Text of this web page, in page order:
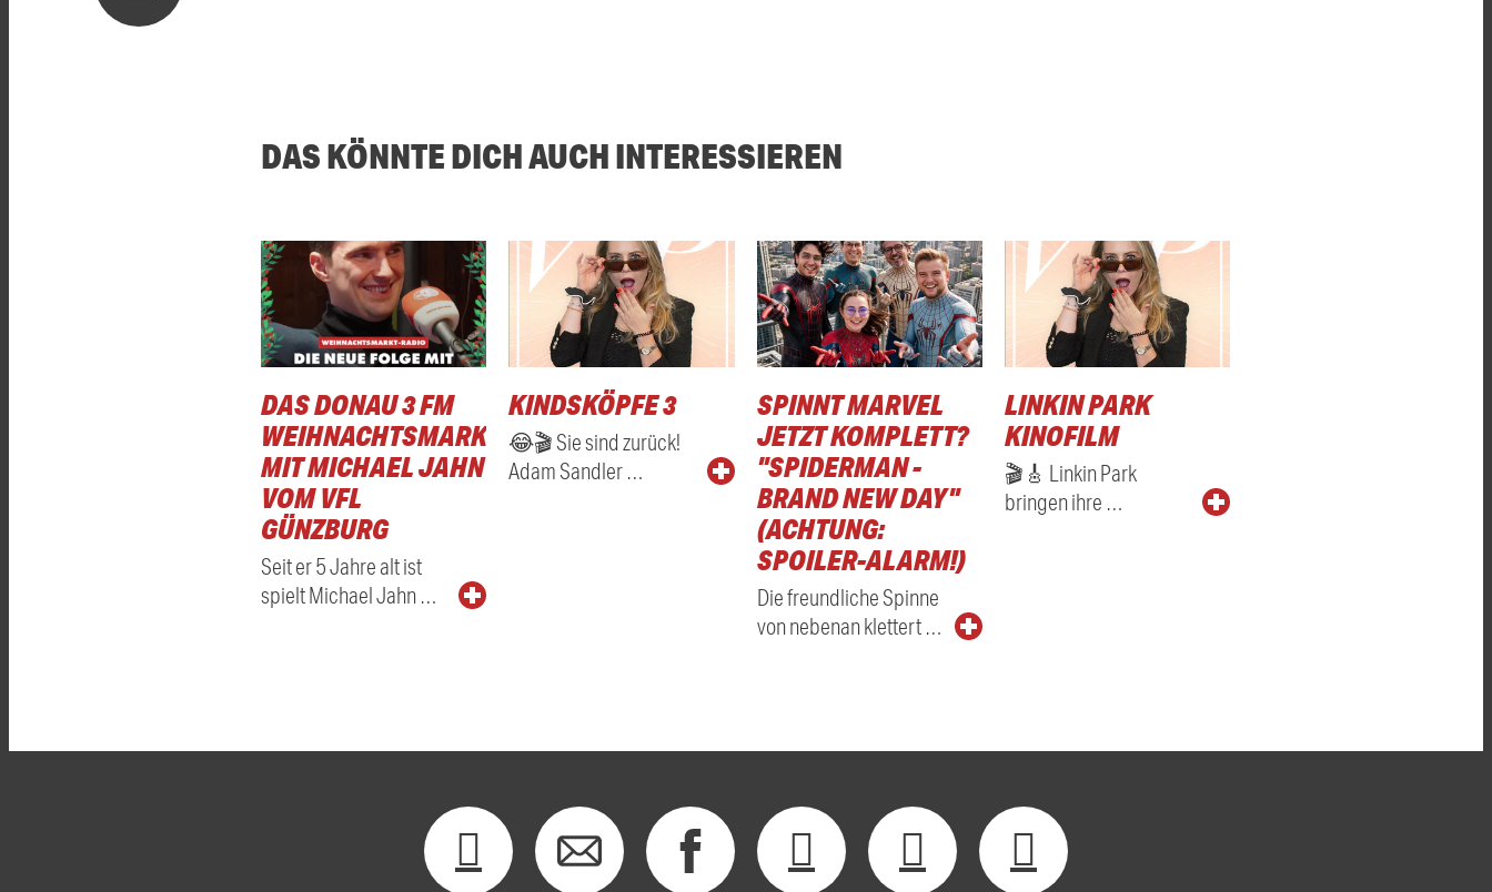
DAS KÖNNTE DICH AUCH INTERESSIEREN
DAS DONAU 3 FM
WEIHNACHTSMARKTRADIO
MIT MICHAEL JAHN
VOM VFL
GÜNZBURG
Seit er 5 Jahre alt ist
spielt Michael Jahn …
KINDSKÖPFE 3
😂🎬 Sie sind zurück!
Adam Sandler …
SPINNT MARVEL
JETZT KOMPLETT?
"SPIDERMAN -
BRAND NEW DAY"
(ACHTUNG:
SPOILER-ALARM!)
Die freundliche Spinne
von nebenan klettert …
LINKIN PARK
KINOFILM
🎬🎸 Linkin Park
bringen ihre …